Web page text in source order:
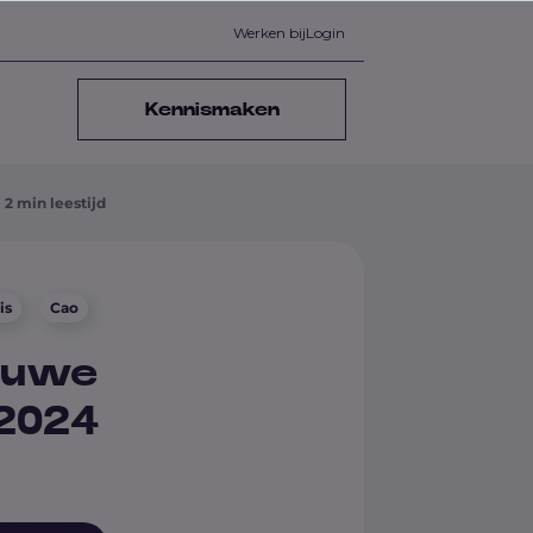
Werken bijLogin
Kennismaken
2 min leestijd
Cao